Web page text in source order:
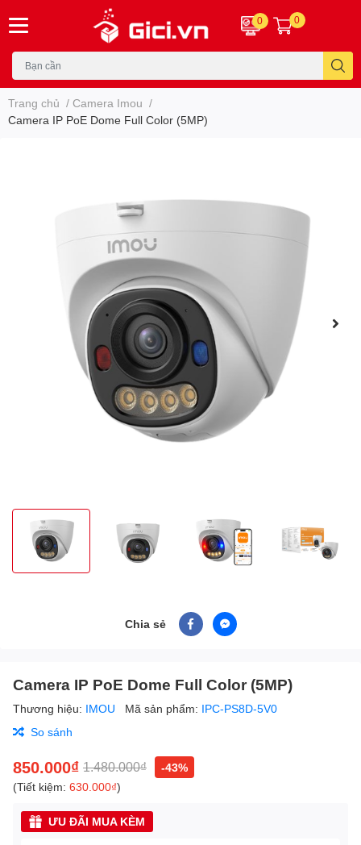
0 0
Trang chủ / Camera Imou /
Camera IP PoE Dome Full Color (5MP)
Chia sẻ
Camera IP PoE Dome Full Color (5MP)
Thương hiệu: IMOU Mã sản phẩm: IPC-PS8D-5V0
So sánh
850.000₫ 1.480.000₫
-43%
(Tiết kiệm: 630.000₫)
ƯU ĐÃI MUA KÈM